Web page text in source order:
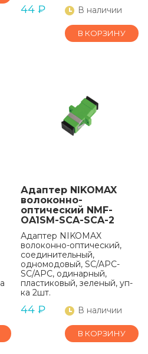
44 ₽ В наличии
В КОРЗИНУ
Адаптер NIKOMAX
волоконно-
оптический NMF-
OA1SM-SCA-SCA-2
Адаптер NIKOMAX
волоконно-оптический,
соединительный,
одномодовый, SC/APC-
SC/APC, одинарный,
пластиковый, зеленый, уп-
ка 2шт.
44 ₽ В наличии
В КОРЗИНУ